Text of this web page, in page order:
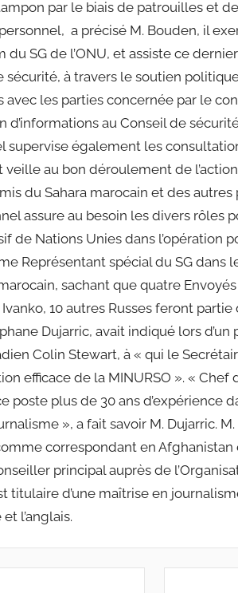
par le biais de patrouilles et
a précisé M. Bouden, il
du SG de l’ONU, et assiste ce
sécurité, à travers le soutien
avec les parties concernée par le
d’informations au Conseil de
supervise également les
veille au bon déroulement de
du Sahara marocain et des
assure au besoin les divers rôles
de Nations Unies dans l’opération
Représentant spécial du SG
sachant que quatre
Ivanko, 10 autres Russes feront
Dujarric, avait indiqué lors
Colin Stewart, à « qui le
efficace de la MINURSO ». « Chef
poste plus de 30 ans d’expérience
», a fait savoir M. Dujarric.
correspondant en Afghanistan
principal auprès de
titulaire d’une maîtrise en
l’anglais.